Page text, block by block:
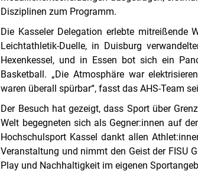
Disziplinen zum Programm.
Die Kasseler Delegation erlebte mitreißende
Leichtathletik‑Duelle, in Duisburg
Hexenkessel, und in Essen bot sich ein
Basketball. „Die Atmosphäre war
waren überall spürbar“, fasst das AHS-Team
Der Besuch hat gezeigt, dass Sport über
Welt begegneten sich als Gegner:innen auf
Hochschulsport Kassel dankt allen
Veranstaltung und nimmt den Geist der FISU
Play und Nachhaltigkeit im eigenen